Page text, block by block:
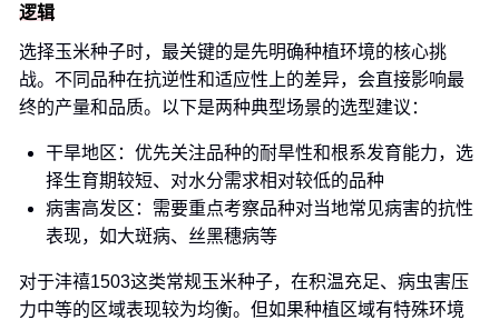
逻辑
选择玉米种子时，最关键的是先明确种植环境的核心挑
战。不同品种在抗逆性和适应性上的差异，会直接影响最
终的产量和品质。以下是两种典型场景的选型建议：
干旱地区：优先关注品种的耐旱性和根系发育能力，选
择生育期较短、对水分需求相对较低的品种
病害高发区：需要重点考察品种对当地常见病害的抗性
表现，如大斑病、丝黑穗病等
对于沣禧1503这类常规玉米种子，在积温充足、病虫害压
力中等的区域表现较为均衡。但如果种植区域有特殊环境